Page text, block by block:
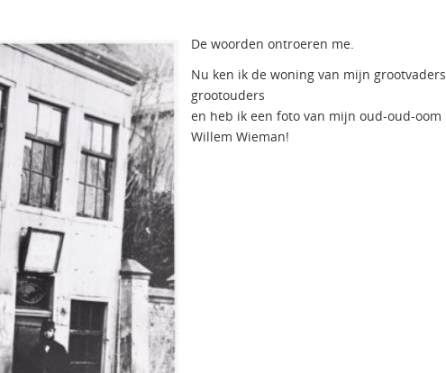
De woorden ontroeren me.
Nu ken ik de woning van mijn grootvaders
grootouders
en heb ik een foto van mijn oud-oud-oom
Willem Wieman!